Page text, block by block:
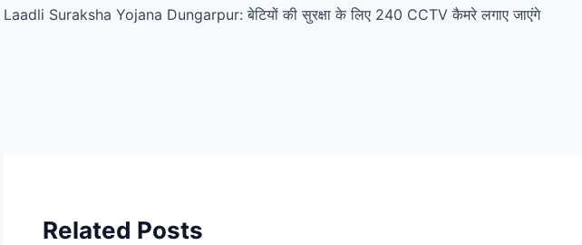
Laadli Suraksha Yojana Dungarpur: बेटियों की सुरक्षा के लिए 240 CCTV कैमरे लगाए जाएंगे
Related Posts